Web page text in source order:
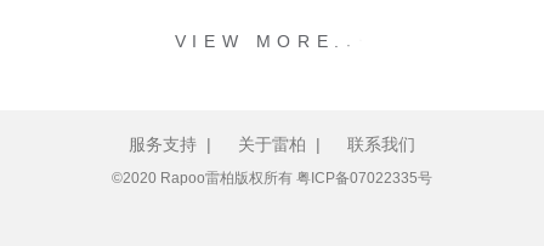
VIEW MORE .
服务支持 | 关于雷柏 | 联系我们
©2020 Rapoo雷柏版权所有 粤ICP备07022335号